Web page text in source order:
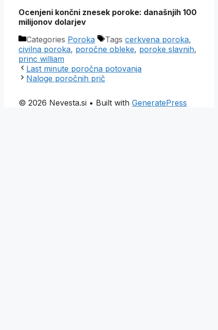
Ocenjeni končni znesek poroke: današnjih 100
milijonov dolarjev
Categories Poroka Tags cerkvena poroka,
civilna poroka, poročne obleke, poroke slavnih,
princ william
Last minute poročna potovanja
Naloge poročnih prič
© 2026 Nevesta.si • Built with GeneratePress